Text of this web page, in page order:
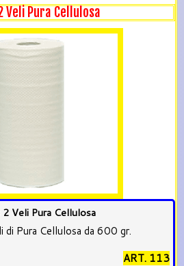
Veli Pura Cellulosa
Veli Pura Cellulosa
di Pura Cellulosa da 600 gr.
ART. 113